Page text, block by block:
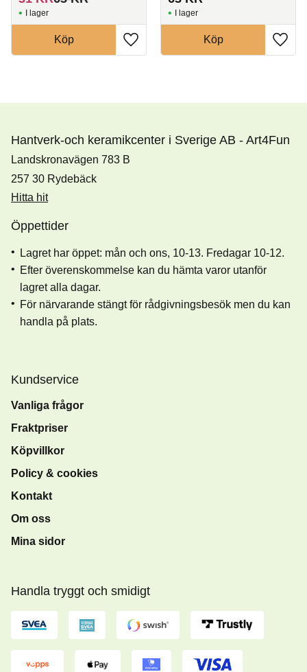
I lager
Köp
I lager
Köp
Hantverk-och keramikcenter i Sverige AB - Art4Fun
Landskronavägen 783 B
257 30 Rydebäck
Hitta hit
Öppettider
Lagret har öppet: mån och ons, 10-13. Fredagar 10-12.
Efter överenskommelse kan du hämta varor utanför
lagret alla dagar.
För närvarande stängt för rådgivningsbesök men du kan
handla på plats.
Kundservice
Vanliga frågor
Fraktpriser
Köpvillkor
Policy & cookies
Kontakt
Om oss
Mina sidor
Handla tryggt och smidigt